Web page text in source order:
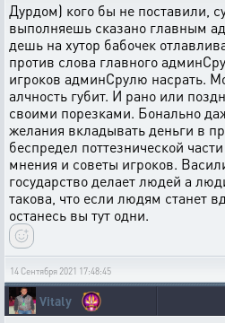
Дурдом) кого бы не поставили,
выполняешь сказано главным
дешь на хутор бабочек
против слова главного
игроков админСрулю насрать.
алчность губит. И рано или
своими порезками. Бонально
желания вкладывать деньги в
беспредел поттезнической
мнения и советы игроков.
государство делает людей а
такова, что если людям станет
останесь вы тут одни.
14 Сентября 2021 17:48:45
Vitaly